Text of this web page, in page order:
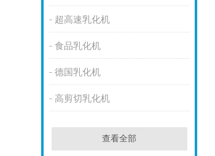
超高速乳化机
食品乳化机
德国乳化机
高剪切乳化机
查看全部